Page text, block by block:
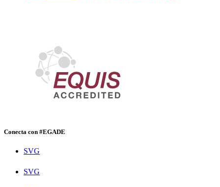
Conecta con #EGADE
SVG
SVG